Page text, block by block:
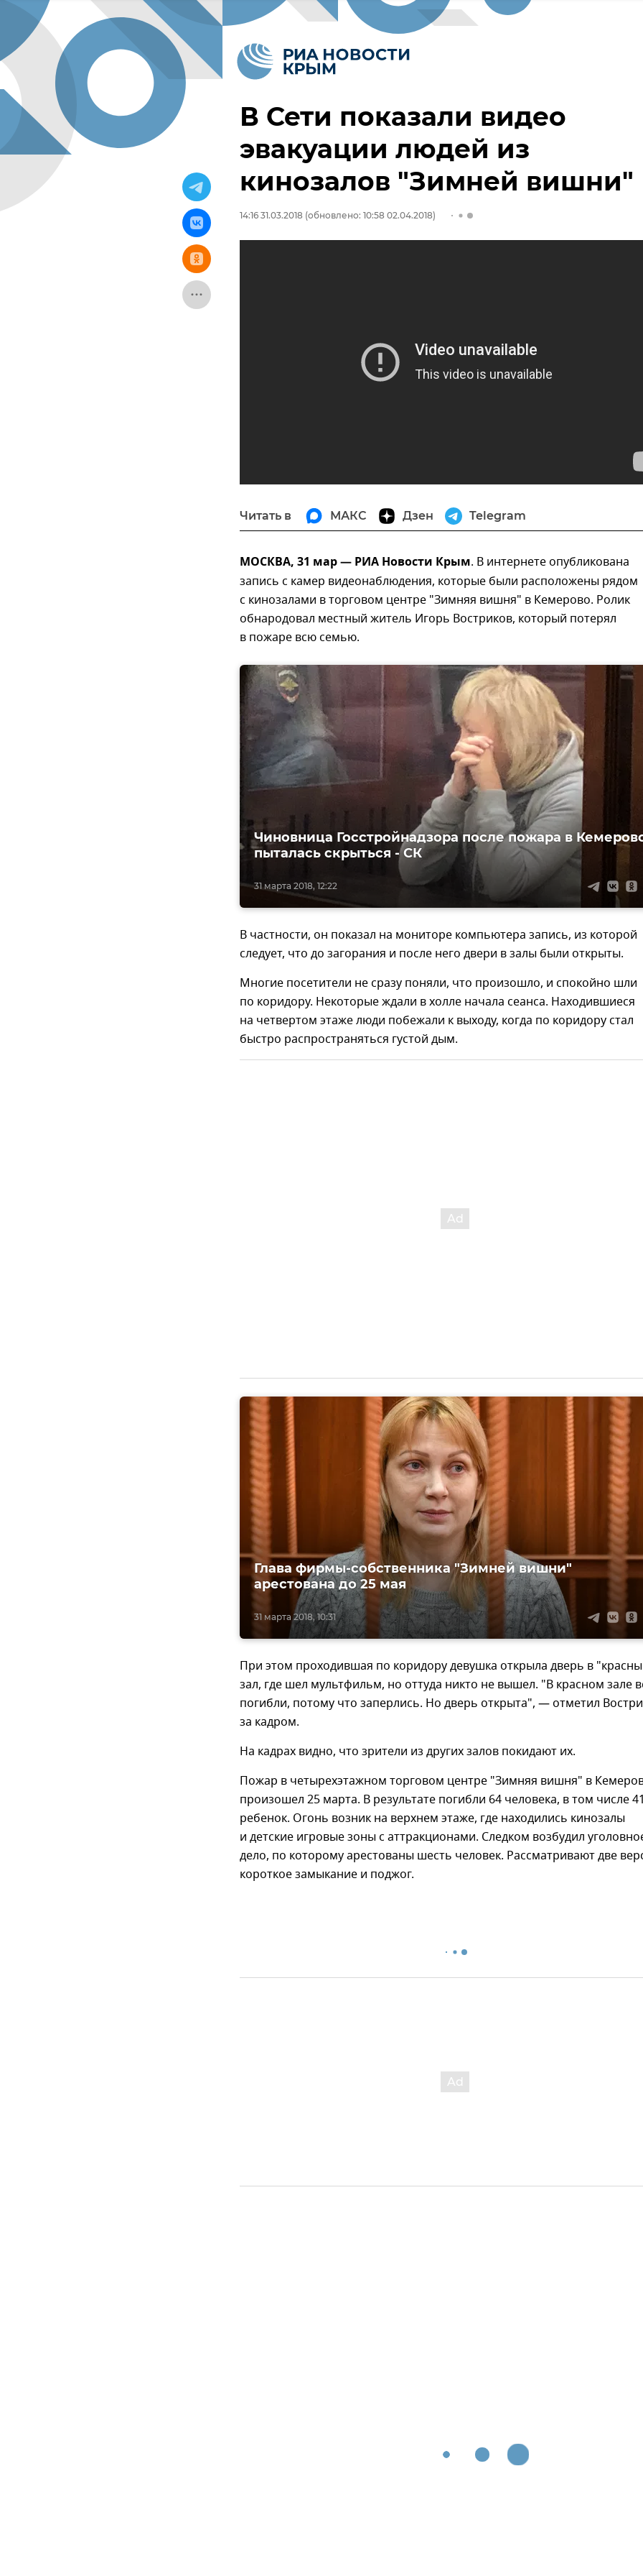
В Сети показали видео
эвакуации людей из
кинозалов "Зимней вишни"
14:16 31.03.2018 (обновлено: 10:58 02.04.2018)
Читать в МАКС Дзен Telegram
МОСКВА, 31 мар — РИА Новости Крым. В интернете опубликована
запись с камер видеонаблюдения, которые были расположены рядом
с кинозалами в торговом центре "Зимняя вишня" в Кемерово. Ролик
обнародовал местный житель Игорь Востриков, который потерял
в пожаре всю семью.
31 марта 2018, 12:22
Чиновница Госстройнадзора после пожара в
пыталась скрыться - СК
В частности, он показал на мониторе компьютера запись, из которой
следует, что до загорания и после него двери в залы были открыты.
Многие посетители не сразу поняли, что произошло, и спокойно шли
по коридору. Некоторые ждали в холле начала сеанса. Находившиеся
на четвертом этаже люди побежали к выходу, когда по коридору стал
быстро распространяться густой дым.
31 марта 2018, 10:31
Глава фирмы-собственника "Зимней вишни"
арестована до 25 мая
При этом проходившая по коридору девушка открыла дверь в
зал, где шел мультфильм, но оттуда никто не вышел. "В красном зале
погибли, потому что заперлись. Но дверь открыта", — отметил
за кадром.
На кадрах видно, что зрители из других залов покидают их.
Пожар в четырехэтажном торговом центре "Зимняя вишня" в
произошел 25 марта. В результате погибли 64 человека, в том числе
ребенок. Огонь возник на верхнем этаже, где находились кинозалы
и детские игровые зоны с аттракционами. Следком возбудил
дело, по которому арестованы шесть человек. Рассматривают две
короткое замыкание и поджог.